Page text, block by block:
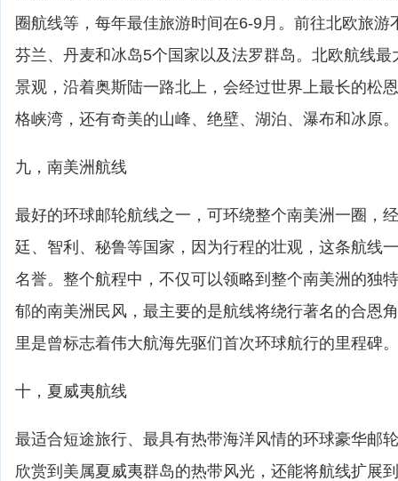
圈航线等，每年最佳旅游时间在6-9月。前往北欧旅游
芬兰、丹麦和冰岛5个国家以及法罗群岛。北欧航线
景观，沿着奥斯陆一路北上，会经过世界上最长的松
格峡湾，还有奇美的山峰、绝壁、湖泊、瀑布和冰原。
九，南美洲航线
最好的环球邮轮航线之一，可环绕整个南美洲一圈，
廷、智利、秘鲁等国家，因为行程的壮观，这条航线
名誉。整个航程中，不仅可以领略到整个南美洲的独
郁的南美洲民风，最主要的是航线将绕行著名的合恩
里是曾标志着伟大航海先驱们首次环球航行的里程碑。
十，夏威夷航线
最适合短途旅行、最具有热带海洋风情的环球豪华邮
欣赏到美属夏威夷群岛的热带风光，还能将航线扩展